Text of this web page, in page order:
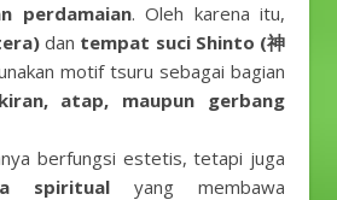
perdamaian. Oleh karena itu,
dan tempat suci Shinto (神
motif tsuru sebagai bagian
atap, maupun gerbang
berfungsi estetis, tetapi juga
spiritual yang membawa